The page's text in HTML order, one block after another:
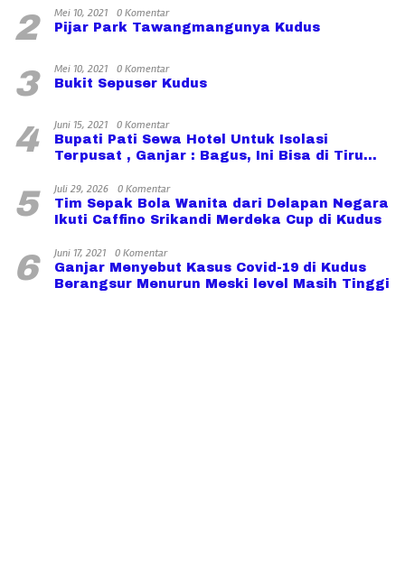
2 Mei 10, 2021
0 Komentar
Pijar Park Tawangmangunya Kudus
3 Mei 10, 2021
0 Komentar
Bukit Sepuser Kudus
4 Juni 15, 2021
0 Komentar
Bupati Pati Sewa Hotel Untuk Isolasi
Terpusat , Ganjar : Bagus, Ini Bisa di Tiru
5 Juli 29, 2026
0 Komentar
Tim Sepak Bola Wanita dari Delapan Negara
Ikuti Caffino Srikandi Merdeka Cup di Kudus
6 Juni 17, 2021
0 Komentar
Ganjar Menyebut Kasus Covid-19 di Kudus
Berangsur Menurun Meski level Masih Tinggi